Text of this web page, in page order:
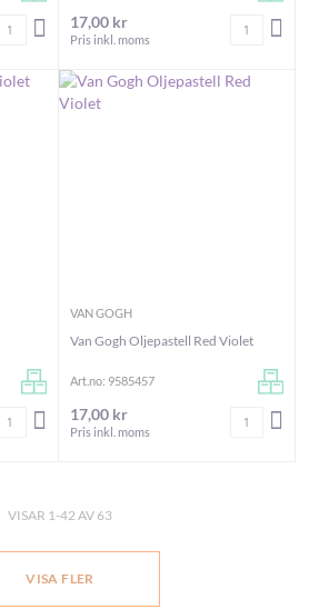
Antal LÄGG I VARUKORGEN
17,00 kr
Pris inkl. moms
Antal
Antal LÄGG I VARUKORGEN
VAN GOGH
Van Gogh Oljepastell Red Violet
Art.no: 9585457
17,00 kr
Pris inkl. moms
Antal
VISAR 1-42 AV 63
VISA FLER